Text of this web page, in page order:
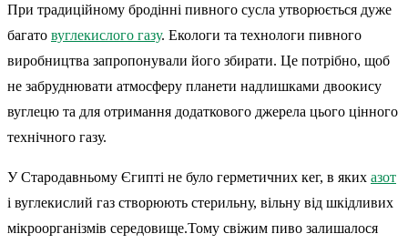
При традиційному бродінні пивного сусла утворюється дуже
багато вуглекислого газу. Екологи та технологи пивного
виробництва запропонували його збирати. Це потрібно, щоб
не забруднювати атмосферу планети надлишками двоокису
вуглецю та для отримання додаткового джерела цього цінного
технічного газу.
У Стародавньому Єгипті не було герметичних кег, в яких азот
і вуглекислий газ створюють стерильну, вільну від шкідливих
мікроорганізмів середовище.Тому свіжим пиво залишалося